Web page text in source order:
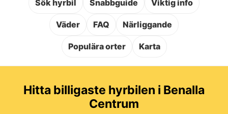
Sök hyrbil Snabbguide Viktig info
Väder FAQ Närliggande
Populära orter Karta
Hitta billigaste hyrbilen i Benalla
Centrum